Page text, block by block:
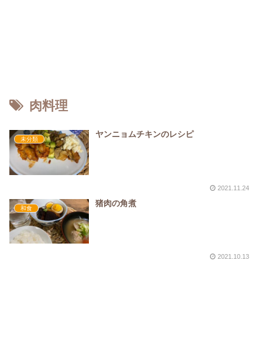
肉料理
未分類
ヤンニョムチキンのレシピ
2021.11.24
和食
猪肉の角煮
2021.10.13